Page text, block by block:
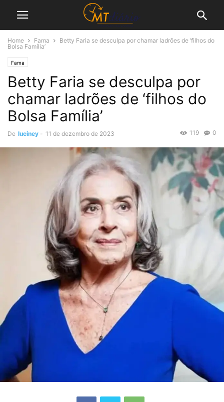
Home Fama
Betty Faria se desculpa por chamar ladrões de ‘filhos do
Bolsa Família’
Fama
Betty Faria se desculpa por
chamar ladrões de ‘filhos do
Bolsa Família’
De luciney - 11 de dezembro de 2023 0
119